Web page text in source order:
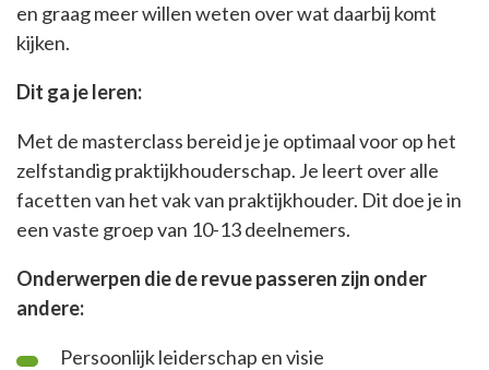
en graag meer willen weten over wat daarbij komt
kijken.
Dit ga je leren:
Met de masterclass bereid je je optimaal voor op het
zelfstandig praktijkhouderschap. Je leert over alle
facetten van het vak van praktijkhouder. Dit doe je in
een vaste groep van 10-13 deelnemers.
Onderwerpen die de revue passeren zijn onder
andere:
Persoonlijk leiderschap en visie